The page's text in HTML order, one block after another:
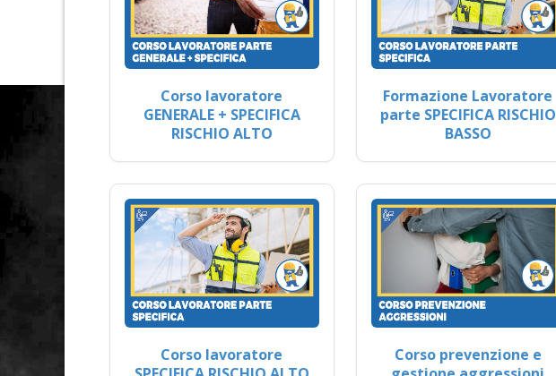
Corso lavoratore
GENERALE + SPECIFICA
RISCHIO ALTO
Formazione Lavoratore
parte SPECIFICA RISCHIO
BASSO
Corso lavoratore
Corso prevenzione e